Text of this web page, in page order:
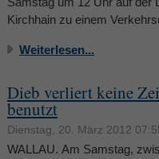
Kirchhain zu einem
Weiterlesen...
Dieb verliert keine
benutzt
Dienstag, 20. März 2012
WALLAU. Am Samstag,